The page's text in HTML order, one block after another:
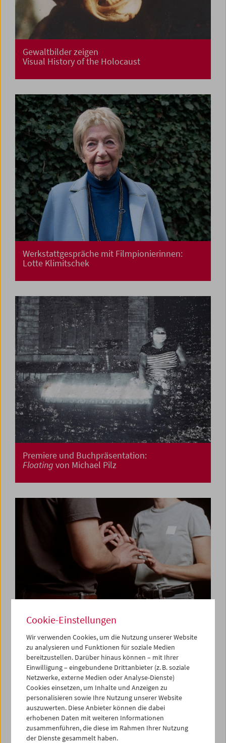
Gewaltbilder zeigen
Visual History of the Holocaust
Werkstattgespräche mit Filmpionierinnen:
Lotte Klimitschek
Premiere und Buchpräsentation:
Floating von Michael Pilz
Premiere:Am Telefon Milena Finavon Albert
Sackl
Cookie-Einstellungen
Wir verwenden Cookies, um die Nutzung unserer Website
zu analysieren und Funktionen für soziale Medien
bereitzustellen. Darüber hinaus können – mit Ihrer
Einwilligung – eingebundene Drittanbieter (z. B. soziale
Netzwerke, externe Medien oder Analyse-Dienste)
Cookies einsetzen, um Inhalte und Anzeigen zu
personalisieren sowie Ihre Nutzung unserer Website
auszuwerten. Diese Anbieter können die dabei
erhobenen Daten mit weiteren Informationen
zusammenführen, die diese im Rahmen Ihrer Nutzung
der Dienste gesammelt haben.